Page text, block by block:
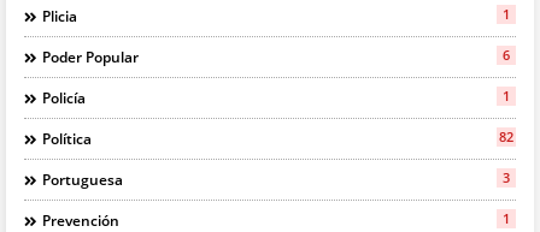
Plicia 1
Poder Popular 6
Policía 1
Política 82
Portuguesa 3
Prevención 1